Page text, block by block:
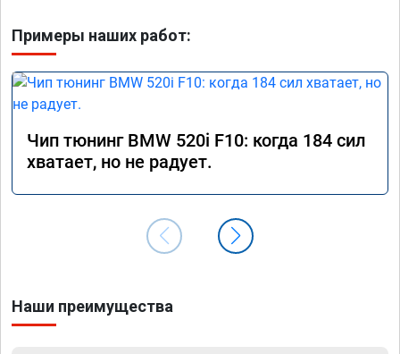
Примеры наших работ:
Чип тюнинг BMW 520i F10: когда 184 сил
хватает, но не радует.
Наши преимущества